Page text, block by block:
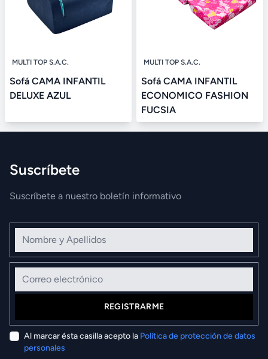
MULTI TOP S.A.C.
Sofá CAMA INFANTIL
DELUXE AZUL
MULTI TOP S.A.C.
Sofá CAMA INFANTIL
ECONOMICO FASHION
FUCSIA
Suscríbete
Suscríbete a nuestro boletín informativo
Nombre y Apellidos
Correo electrónico
REGISTRARME
Al marcar ésta casilla acepto la Política de protección de datos
personales